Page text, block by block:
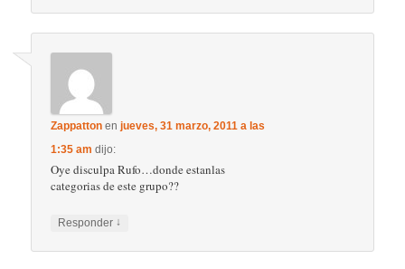
Zappatton enjueves, 31 marzo, 2011 a las
1:35 am dijo:
Oye disculpa Rufo…donde estanlas
categorias de este grupo??
Responder ↓